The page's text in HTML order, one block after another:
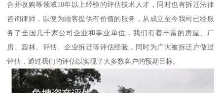
合并收购等领域10年以上经验的评估技术人才，同时也有拆迁法律
咨询律师，以便为顾客提供有价值的服务，从成立至今我司已经服
务了全国几千家公司企业和事业单位，我们有着丰富的房屋、厂
房、园林、评估、企业拆迁等评估经验，同时为广大被拆迁户做过
评估，通过我们的评估以实现了大多数客户的预期目标。